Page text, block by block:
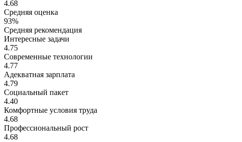
4.68
Средняя оценка
93%
Средняя рекомендация
Интересные задачи
4.75
Современные технологии
4.77
Адекватная зарплата
4.79
Социальный пакет
4.40
Комфортные условия труда
4.68
Профессиональный рост
4.68